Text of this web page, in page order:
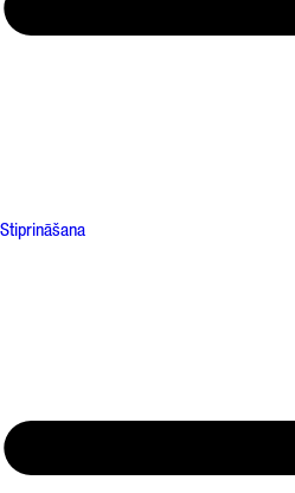
Stiprināšana